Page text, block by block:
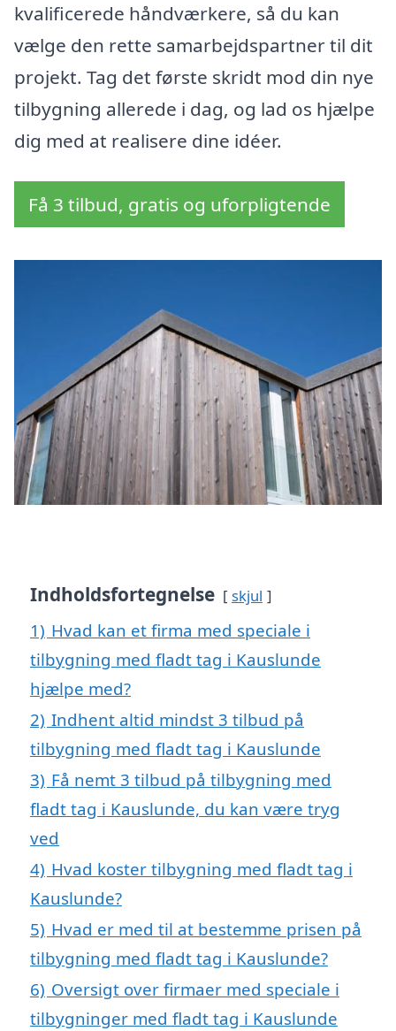
kvalificerede håndværkere, så du kan
vælge den rette samarbejdspartner til dit
projekt. Tag det første skridt mod din nye
tilbygning allerede i dag, og lad os hjælpe
dig med at realisere dine idéer.
Få 3 tilbud, gratis og uforpligtende
Indholdsfortegnelse skjul
1) Hvad kan et firma med speciale i
tilbygning med fladt tag i Kauslunde
hjælpe med?
2) Indhent altid mindst 3 tilbud på
tilbygning med fladt tag i Kauslunde
3) Få nemt 3 tilbud på tilbygning med
fladt tag i Kauslunde, du kan være tryg
ved
4) Hvad koster tilbygning med fladt tag i
Kauslunde?
5) Hvad er med til at bestemme prisen på
tilbygning med fladt tag i Kauslunde?
6) Oversigt over firmaer med speciale i
tilbygninger med fladt tag i Kauslunde